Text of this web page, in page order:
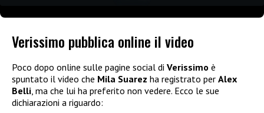
Verissimo pubblica online il video
Poco dopo online sulle pagine social di Verissimo è
spuntato il video che Mila Suarez ha registrato per Alex
Belli, ma che lui ha preferito non vedere. Ecco le sue
dichiarazioni a riguardo: